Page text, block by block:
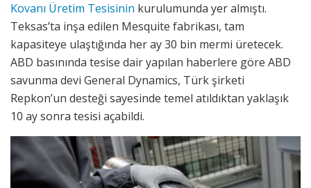
Kovanı Üretim Tesisinin kurulumunda yer almıştı.
Teksas’ta inşa edilen Mesquite fabrikası, tam
kapasiteye ulaştığında her ay 30 bin mermi üretecek.
ABD basınında tesise dair yapılan haberlere göre ABD
savunma devi General Dynamics, Türk şirketi
Repkon’un desteği sayesinde temel atıldıktan yaklaşık
10 ay sonra tesisi açabildi.